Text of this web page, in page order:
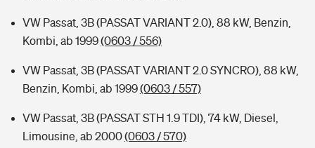
VW Passat, 3B (PASSAT VARIANT 2.0), 88 kW, Benzin,
Kombi, ab 1999(0603 / 556)
VW Passat, 3B (PASSAT VARIANT 2.0 SYNCRO), 88 kW,
Benzin, Kombi, ab 1999(0603 / 557)
VW Passat, 3B (PASSAT STH 1.9 TDI), 74 kW, Diesel,
Limousine, ab 2000(0603 / 570)